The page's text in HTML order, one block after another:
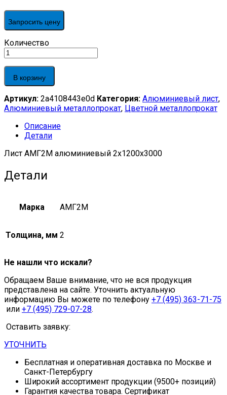
Запросить цену
Лист
АМГ2М
алюминиевый
2х1200х3000
quantity
Количество
В корзину
Артикул: 2a4108443e0d Категория: Алюминиевый лист,
Алюминиевый металлопрокат, Цветной металлопрокат
Описание
Детали
Лист АМГ2М алюминиевый 2х1200х3000
Детали
Марка АМГ2М
Толщина, мм 2
Не нашли что искали?
Обращаем Ваше внимание, что не вся продукция
представлена на сайте. Уточнить актуальную
информацию Вы можете по телефону +7 (495) 363-71-75
или +7 (495) 729-07-28.
Оставить заявку:
УТОЧНИТЬ
Бесплатная и оперативная доставка по Москве и
Санкт-Петербургу
Широкий ассортимент продукции (9500+ позиций)
Гарантия качества товара. Сертификат